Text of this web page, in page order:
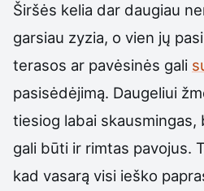
Širšės kelia dar daugiau
garsiau zyzia, o vien jų
terasos ar pavėsinės gali
pasisėdėjimą. Daugeliui
tiesiog labai
gali būti ir rimtas pavojus.
kad vasarą visi ieško